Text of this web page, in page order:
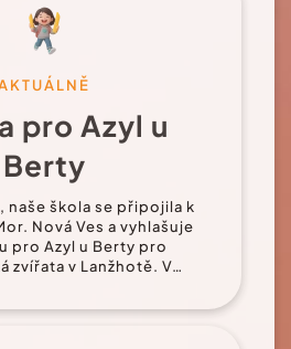
pro Azyl u
Berty
naše škola se připojila k
Nová Ves a vyhlašuje
pro Azyl u Berty pro
zvířata v Lanžhotě. V…